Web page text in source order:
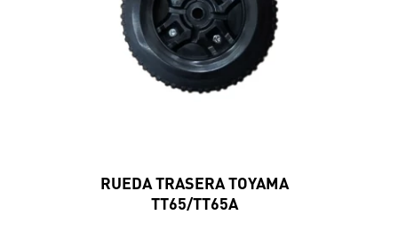
RUEDA TRASERA TOYAMA
TT65/TT65A